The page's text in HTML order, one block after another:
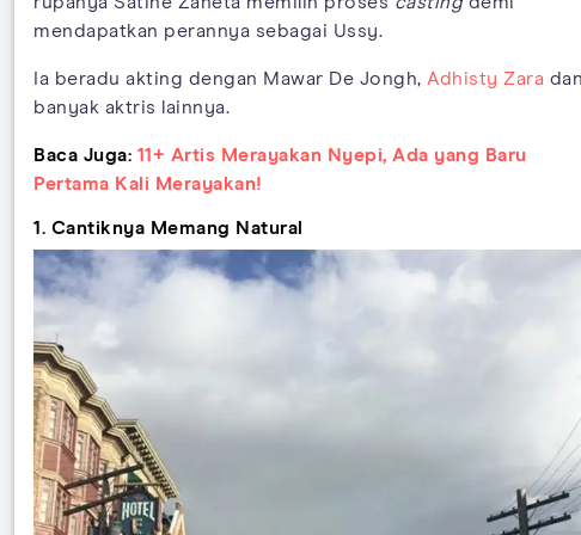
mendapatkan perannya sebagai Ussy.
Ia beradu akting dengan Mawar De Jongh, Adhisty Zara
banyak aktris lainnya.
Baca Juga: 11+ Artis Merayakan Nyepi, Ada yang Baru
Pertama Kali Merayakan!
1. Cantiknya Memang Natural